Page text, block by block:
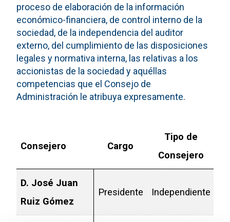
proceso de elaboración de la información
económico-financiera, de control interno de la
sociedad, de la independencia del auditor
externo, del cumplimiento de las disposiciones
legales y normativa interna, las relativas a los
accionistas de la sociedad y aquéllas
competencias que el Consejo de
Administración le atribuya expresamente.
Consejero Cargo
Tipo de
Consejero
D. José Juan
Ruiz Gómez
Presidente Independiente